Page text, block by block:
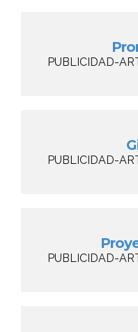
PUBLICIDAD-
PUBLICIDAD-
PUBLICIDAD-